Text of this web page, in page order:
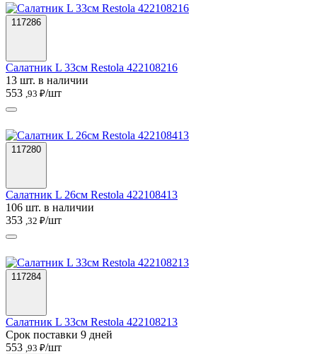
117286
Салатник L 33см Restola 422108216
13 шт. в наличии
553 ,93 ₽/шт
117280
Салатник L 26см Restola 422108413
106 шт. в наличии
353 ,32 ₽/шт
117284
Салатник L 33см Restola 422108213
Срок поставки 9 дней
553 ,93 ₽/шт